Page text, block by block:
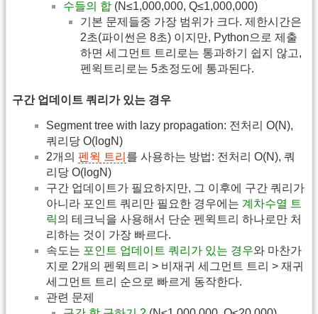
수들의 합 (N≤1,000,000, Q≤1,000,000)
기본 문제들중 가장 범위가 크다. 제한시간은
2초(파이썬은 8초) 이지만, Python으로 제출
하면 세그먼트 트리로는 통과하기 쉽지 않고,
펜윅트리로는 5초정도에 통과된다.
구간 업데이트 쿼리가 있는 경우
Segment tree with lazy propagation: 전처리 O(N),
쿼리당 O(logN)
2개의 펜윅 트리 를 사용하는 방법: 전처리 O(N), 쿼
리당 O(logN)
구간 업데이트가 필요하지만, 그 이후에 구간 쿼리가
아니라 포인트 쿼리만 필요한 경우에는 계차수열 트
릭의 테크닉을 사용해서 단순 펜윅트리 하나로만 처
리하는 것이 가장 빠르다.
속도는 포인트 업데이트 쿼리가 있는 경우와 마찬가
지로 2개의 펜윅트리 > 비재귀 세그먼트 트리 > 재귀
세그먼트 트리 순으로 빠르게 동작한다.
관련 문제